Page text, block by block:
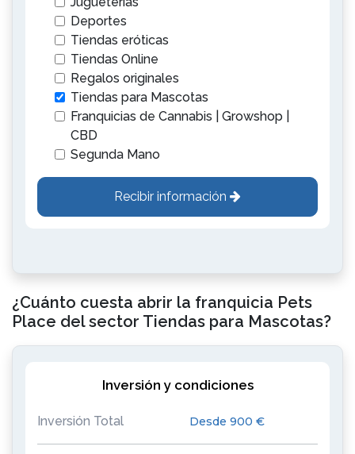
Deportes
Tiendas eróticas
Tiendas Online
Regalos originales
Tiendas para Mascotas
Franquicias de Cannabis | Growshop |
CBD
Segunda Mano
Recibir información
¿Cuánto cuesta abrir la franquicia Pets
Place del sector Tiendas para Mascotas?
Inversión y condiciones
Inversión Total Desde 900 €